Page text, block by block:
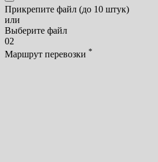
Прикрепите файл (до 10 штук)
или
Выберите файл
02
Маршрут перевозки *